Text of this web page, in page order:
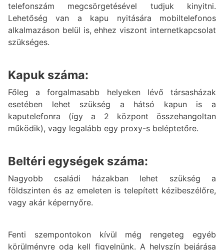
telefonszám megcsörgetésével tudjuk kinyitni.
Lehetőség van a kapu nyitására mobiltelefonos
alkalmazáson belül is, ehhez viszont internetkapcsolat
szükséges.
Kapuk száma:
Főleg a forgalmasabb helyeken lévő társasházak
esetében lehet szükség a hátsó kapun is a
kaputelefonra (így a 2 központ összehangoltan
működik), vagy legalább egy proxy-s beléptetőre.
Beltéri egységek száma:
Nagyobb családi házakban lehet szükség a
földszinten és az emeleten is telepített kézibeszélőre,
vagy akár képernyőre.
Fenti szempontokon kívül még rengeteg egyéb
körülményre oda kell figyelnünk. A helyszín bejárása